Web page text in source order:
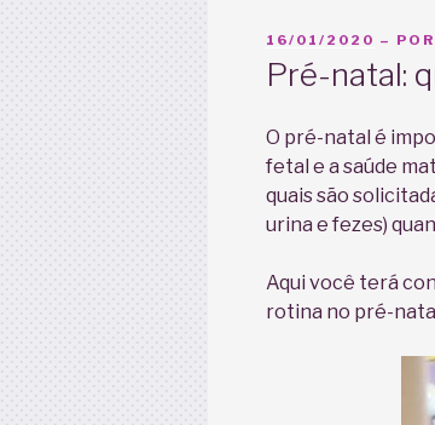
PUBLICADO
16/01/2020 – POR
Pré-natal:
O pré-natal é
fetal e a saúde
quais são
urina e fezes)
Aqui você terá
rotina no pré-